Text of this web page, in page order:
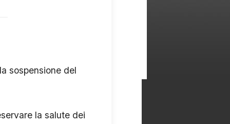
sospensione del
la salute dei